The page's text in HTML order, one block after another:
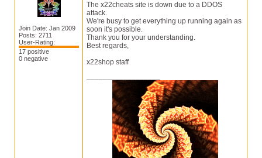
Join Date: Jan 2009
Posts: 2711
User-Rating:
17 positive
0 negative
The x22cheats site is down due to a DDOS
attack.
We're busy to get everything up running again as
soon it's possible.
Thank you for your understanding.
Best regards,
x22shop staff